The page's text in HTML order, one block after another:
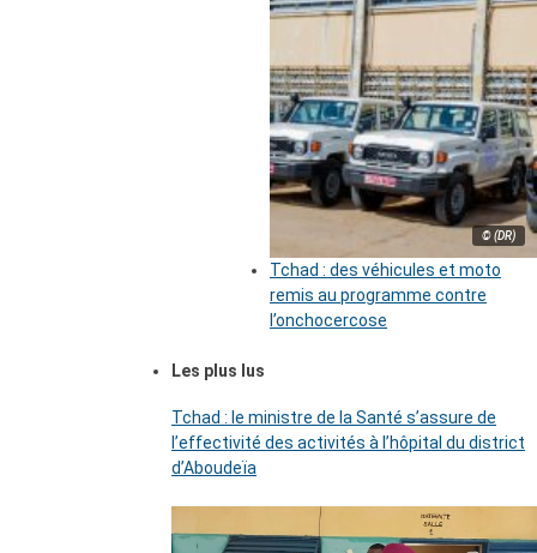
© (DR)
Tchad : des véhicules et moto
remis au programme contre
l’onchocercose
Les plus lus
Tchad : le ministre de la Santé s’assure de
l’effectivité des activités à l’hôpital du district
d’Aboudeïa